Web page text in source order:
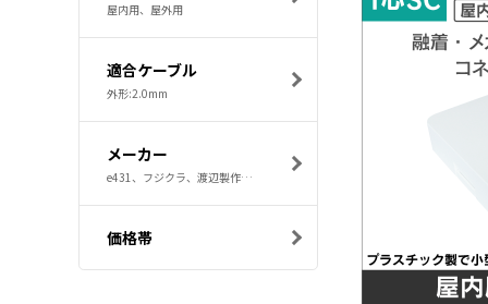
屋内用、屋外用
適合ケーブル
外形:2.0mm
メーカー
e431、フジクラ、渡辺製作所、河村電器産業、古河電工
価格帯